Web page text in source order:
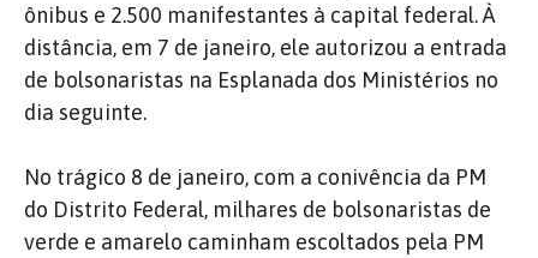
ônibus e 2.500 manifestantes à capital federal. À
distância, em 7 de janeiro, ele autorizou a entrada
de bolsonaristas na Esplanada dos Ministérios no
dia seguinte.
No trágico 8 de janeiro, com a conivência da PM
do Distrito Federal, milhares de bolsonaristas de
verde e amarelo caminham escoltados pela PM